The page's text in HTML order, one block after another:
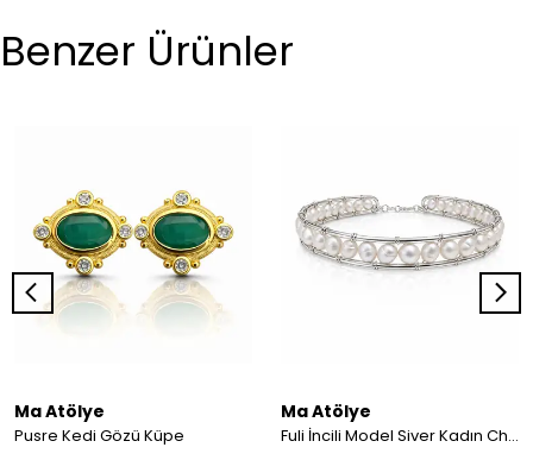
Benzer Ürünler
Ma Atölye
Pusre Kedi Gözü Küpe
Ma Atölye
Fuli İncili Model Siver Kadın Choker